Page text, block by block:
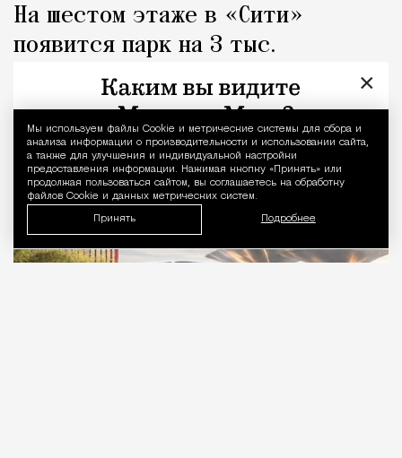
Уведомление
Мы используем файлы Сookie и метрические системы для сбора и
анализа информации о производительности и использовании сайта,
а также для улучшения и индивидуальной настройки
предоставления информации. Нажимая кнопку «Принять» или
продолжая пользоваться сайтом, вы соглашаетесь на обработку
файлов Cookie и данных метрических систем.
Принять Подробнее
На шестом этаже в «Сити»
появится парк на 3 тыс.
«квадратов» с металлическими
«грибами»
Город Николай Спиридонов
×